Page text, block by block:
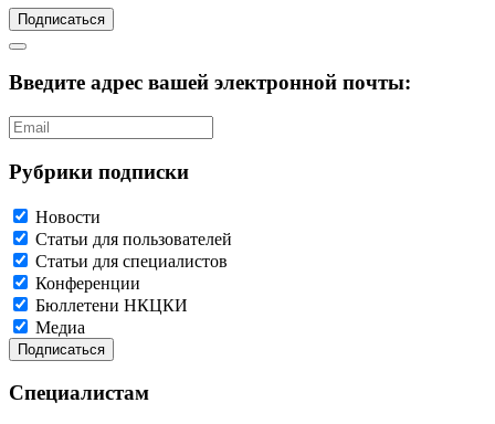
Подписаться
Введите адрес вашей электронной почты:
Рубрики подписки
Новости
Статьи для пользователей
Статьи для специалистов
Конференции
Бюллетени НКЦКИ
Медиа
Специалистам